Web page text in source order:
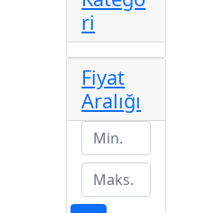
ri
Fiyat
Aralığı